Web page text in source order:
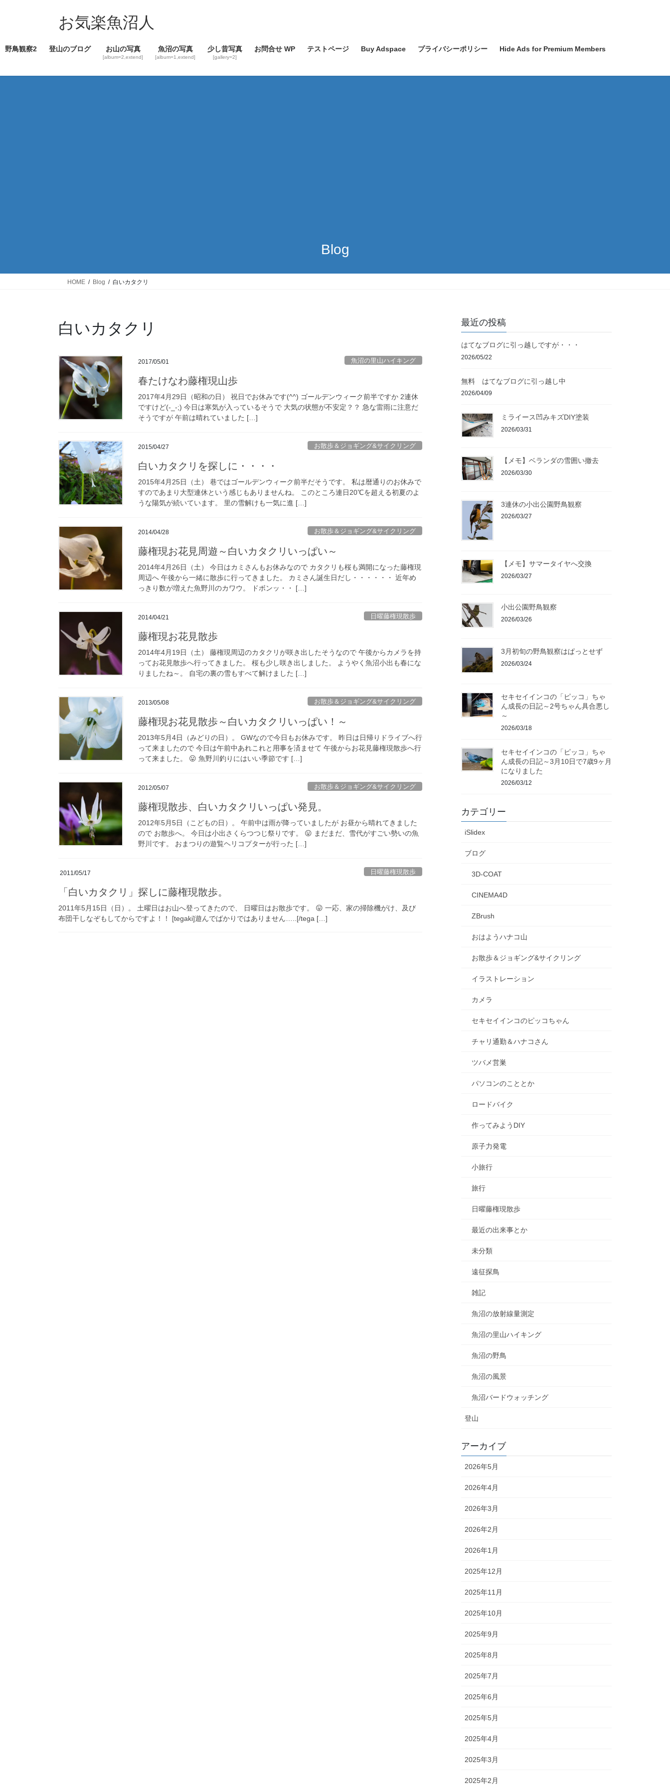
ツ
ス
シ
ン
お気楽魚沼人
野鳥観察2 登山のブログ お山の写真
[album=2,extend]
魚沼の写真
[album=1,extend]
少し昔写真
[gallery=2]
お問合せ WP テストページ Buy Adspace プライバシーポリシー Hide Ads for Premium Members
Blog
HOME Blog 白いカタクリ
白いカタクリ
2017/05/01 魚沼の里山ハイキング
春たけなわ藤権現山歩
2017年4月29日（昭和の日） 祝日でお休みです(^^) ゴールデンウィーク前半ですか 2連休
ですけど(-_-;) 今日は寒気が入っているそうで 大気の状態が不安定？？ 急な雷雨に注意だ
そうですが 午前は晴れていました […]
2015/04/27 お散歩＆ジョギング&サイクリング
白いカタクリを探しに・・・・
2015年4月25日（土） 巷ではゴールデンウィーク前半だそうです。 私は暦通りのお休みで
すのであまり大型連休という感じもありませんね。 このところ連日20℃を超える初夏のよ
うな陽気が続いています。 里の雪解けも一気に進 […]
2014/04/28 お散歩＆ジョギング&サイクリング
藤権現お花見周遊～白いカタクリいっぱい～
2014年4月26日（土） 今日はカミさんもお休みなので カタクリも桜も満開になった藤権現
周辺へ 午後から一緒に散歩に行ってきました。 カミさん誕生日だし・・・・・・ 近年め
っきり数が増えた魚野川のカワウ。 ドボンッ・・ […]
2014/04/21 日曜藤権現散歩
藤権現お花見散歩
2014年4月19日（土） 藤権現周辺のカタクリが咲き出したそうなので 午後からカメラを持
ってお花見散歩へ行ってきました。 桜も少し咲き出しました。 ようやく魚沼小出も春にな
りましたね～。 自宅の裏の雪もすべて解けました […]
2013/05/08 お散歩＆ジョギング&サイクリング
藤権現お花見散歩～白いカタクリいっぱい！～
2013年5月4日（みどりの日）。 GWなので今日もお休みです。 昨日は日帰りドライブへ行
って来ましたので 今日は午前中あれこれと用事を済ませて 午後からお花見藤権現散歩へ行
って来ました。 😛 魚野川釣りにはいい季節です […]
2012/05/07 お散歩＆ジョギング&サイクリング
藤権現散歩、白いカタクリいっぱい発見。
2012年5月5日（こどもの日）。 午前中は雨が降っていましたが お昼から晴れてきました
ので お散歩へ。 今日は小出さくらつつじ祭りです。 😛 まだまだ、雪代がすごい勢いの魚
野川です。 おまつりの遊覧ヘリコプターが行った […]
2011/05/17 日曜藤権現散歩
「白いカタクリ」探しに藤権現散歩。
2011年5月15日（日）。 土曜日はお山へ登ってきたので、 日曜日はお散歩です。 😛 一応、家の掃除機がけ、及び
布団干しなぞもしてからですよ！！ [tegaki]遊んでばかりではありません…..[/tega […]
最近の投稿
はてなブログに引っ越しですが・・・
2026/05/22
無料 はてなブログに引っ越し中
2026/04/09
ミライース凹みキズDIY塗装
2026/03/31
【メモ】ベランダの雪囲い撤去
2026/03/30
3連休の小出公園野鳥観察
2026/03/27
【メモ】サマータイヤへ交換
2026/03/27
小出公園野鳥観察
2026/03/26
3月初旬の野鳥観察はぱっとせず
2026/03/24
セキセイインコの「ピッコ」ちゃ
ん成長の日記～2号ちゃん具合悪し
～
2026/03/18
セキセイインコの「ピッコ」ちゃ
ん成長の日記～3月10日で7歳9ヶ月
になりました
2026/03/12
カテゴリー
iSlidex
ブログ
3D-COAT
CINEMA4D
ZBrush
おはようハナコ山
お散歩＆ジョギング&サイクリング
イラストレーション
カメラ
セキセイインコのピッコちゃん
チャリ通勤＆ハナコさん
ツバメ営巣
パソコンのこととか
ロードバイク
作ってみようDIY
原子力発電
小旅行
旅行
日曜藤権現散歩
最近の出来事とか
未分類
遠征探鳥
雑記
魚沼の放射線量測定
魚沼の里山ハイキング
魚沼の野鳥
魚沼の風景
魚沼バードウォッチング
登山
アーカイブ
2026年5月
2026年4月
2026年3月
2026年2月
2026年1月
2025年12月
2025年11月
2025年10月
2025年9月
2025年8月
2025年7月
2025年6月
2025年5月
2025年4月
2025年3月
2025年2月